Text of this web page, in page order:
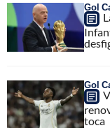
Gol
Gol
toca